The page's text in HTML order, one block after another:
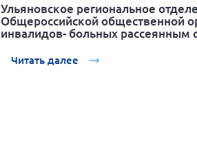
Ульяновское региональное
Общероссийской общественной
инвалидов- больных рассеянным
Читать далее